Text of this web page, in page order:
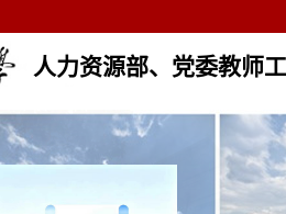
人力资源部、党委教师